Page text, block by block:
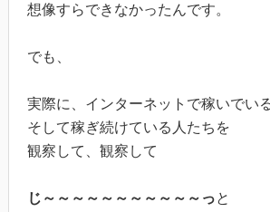
想像すらできなかったんです。
でも、
実際に、インターネットで稼いでい
そして稼ぎ続けている人たちを
観察して、観察して
じ～～～～～～～～～～～っと